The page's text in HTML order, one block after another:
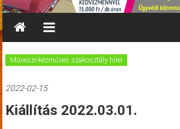
Művészi-kézműves szakosztály hírei
2022-02-15
Kiállítás 2022.03.01.